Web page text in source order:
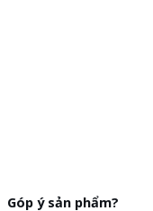
Góp ý sản phẩm?